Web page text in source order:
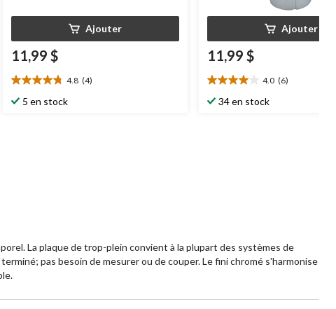
Ajouter
11,99 $
4.8 (4)
4.8
étoile(s)
5 en stock
Ajouter
11,99 $
4.0 (6)
4.0
étoile(s)
34 en stock
La plaque de trop-plein convient à la plupart des systèmes de
pas besoin de mesurer ou de couper. Le fini chromé s'harmonise